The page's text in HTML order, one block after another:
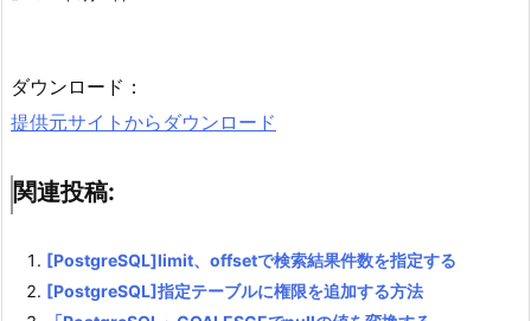
ダウンロード：
提供元サイトからダウンロード
関連投稿:
[PostgreSQL]limit、offsetで検索結果件数を指定する
[PostgreSQL]指定テーブルに権限を追加する方法